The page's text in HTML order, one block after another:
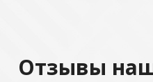
Отзывы